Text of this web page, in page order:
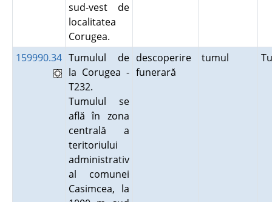
sud-vest de
localitatea
Corugea.
159990.34 Tumulul de
la Corugea -
T232.
Tumulul se
află în zona
centrală a
teritoriului
administrativ
al comunei
Casimcea, la
descoperire
funerară
tumul